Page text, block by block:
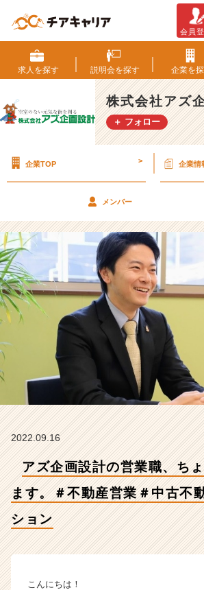
ズ
企
画
設
計
の
ち
と
変
わ
っ
す。
＃
動
業
動
産
＃
ー
会員
求人を探す 説明会を探す 企業を
株式会社アズ
＋ フォロー
企業TOP > 企業情
メンバー
2022.09.16
アズ企画設計の営業職、ち
ます。＃不動産営業＃中古不
ション
こんにちは！